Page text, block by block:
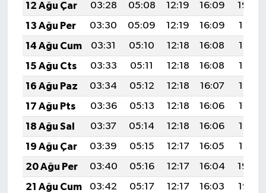
12 Ağu Çar
03:28 05:08 12:19 16:09
19:20
13 Ağu Per
03:30 05:09 12:19 16:09
19:19
14 Ağu Cum
03:31 05:10 12:18 16:08
19:17
15 Ağu Cts
03:33 05:11 12:18 16:08
19:16
16 Ağu Paz
03:34 05:12 12:18 16:07
19:14
17 Ağu Pts
03:36 05:13 12:18 16:06
19:13
18 Ağu Sal
03:37 05:14 12:18 16:06
19:12
19 Ağu Çar
03:39 05:15 12:17 16:05
19:10
20 Ağu Per
03:40 05:16 12:17 16:04
19:09
21 Ağu Cum
03:42 05:17 12:17 16:03
19:07